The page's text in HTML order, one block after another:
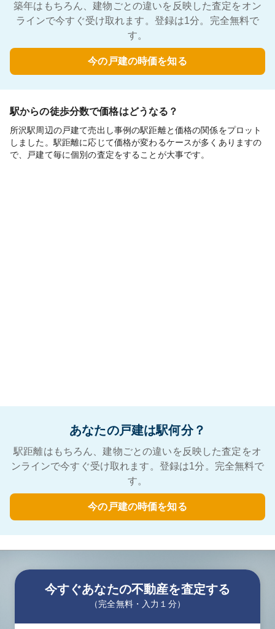
築年はもちろん、建物ごとの違いを反映した査定をオン
ラインで今すぐ受け取れます。登録は1分。完全無料で
す。
今の戸建の時価を知る
駅からの徒歩分数で価格はどうなる？
所沢駅周辺の戸建て売出し事例の駅距離と価格の関係をプロット
しました。駅距離に応じて価格が変わるケースが多くありますの
で、戸建て毎に個別の査定をすることが大事です。
あなたの戸建は駅何分？
駅距離はもちろん、建物ごとの違いを反映した査定をオ
ンラインで今すぐ受け取れます。登録は1分。完全無料で
す。
今の戸建の時価を知る
今すぐあなたの不動産を査定する
（完全無料・入力１分）